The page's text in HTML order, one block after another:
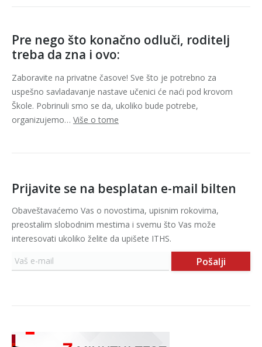
Pre nego što konačno odluči, roditelj
treba da zna i ovo:
Zaboravite na privatne časove! Sve što je potrebno za
uspešno savladavanje nastave učenici će naći pod krovom
Škole. Pobrinuli smo se da, ukoliko bude potrebe,
organizujemo… Više o tome
Prijavite se na besplatan e-mail bilten
Obaveštavaćemo Vas o novostima, upisnim rokovima,
preostalim slobodnim mestima i svemu što Vas može
interesovati ukoliko želite da upišete ITHS.